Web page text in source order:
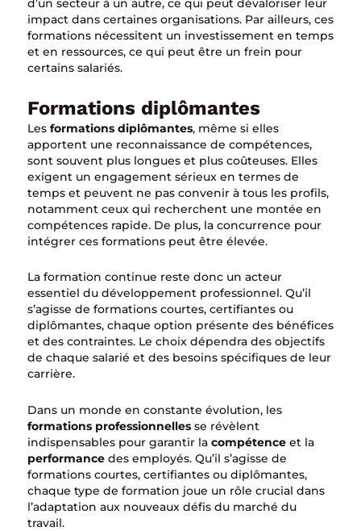
d’un secteur à un autre, ce qui peut dévaloriser leur
impact dans certaines organisations. Par ailleurs, ces
formations nécessitent un investissement en temps
et en ressources, ce qui peut être un frein pour
certains salariés.
Formations diplômantes
Les formations diplômantes, même si elles
apportent une reconnaissance de compétences,
sont souvent plus longues et plus coûteuses. Elles
exigent un engagement sérieux en termes de
temps et peuvent ne pas convenir à tous les profils,
notamment ceux qui recherchent une montée en
compétences rapide. De plus, la concurrence pour
intégrer ces formations peut être élevée.
La formation continue reste donc un acteur
essentiel du développement professionnel. Qu’il
s’agisse de formations courtes, certifiantes ou
diplômantes, chaque option présente des bénéfices
et des contraintes. Le choix dépendra des objectifs
de chaque salarié et des besoins spécifiques de leur
carrière.
Dans un monde en constante évolution, les
formations professionnelles se révèlent
indispensables pour garantir la compétence et la
performance des employés. Qu’il s’agisse de
formations courtes, certifiantes ou diplômantes,
chaque type de formation joue un rôle crucial dans
l’adaptation aux nouveaux défis du marché du
travail.